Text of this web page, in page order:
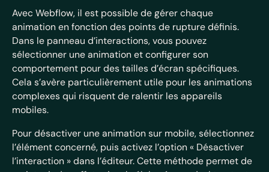
Avec Webflow, il est possible de gérer chaque
animation en fonction des points de rupture définis.
Dans le panneau d’interactions, vous pouvez
sélectionner une animation et configurer son
comportement pour des tailles d’écran spécifiques.
Cela s’avère particulièrement utile pour les animations
complexes qui risquent de ralentir les appareils
mobiles.
Pour désactiver une animation sur mobile, sélectionnez
l’élément concerné, puis activez l’option « Désactiver
l’interaction » dans l’éditeur. Cette méthode permet de